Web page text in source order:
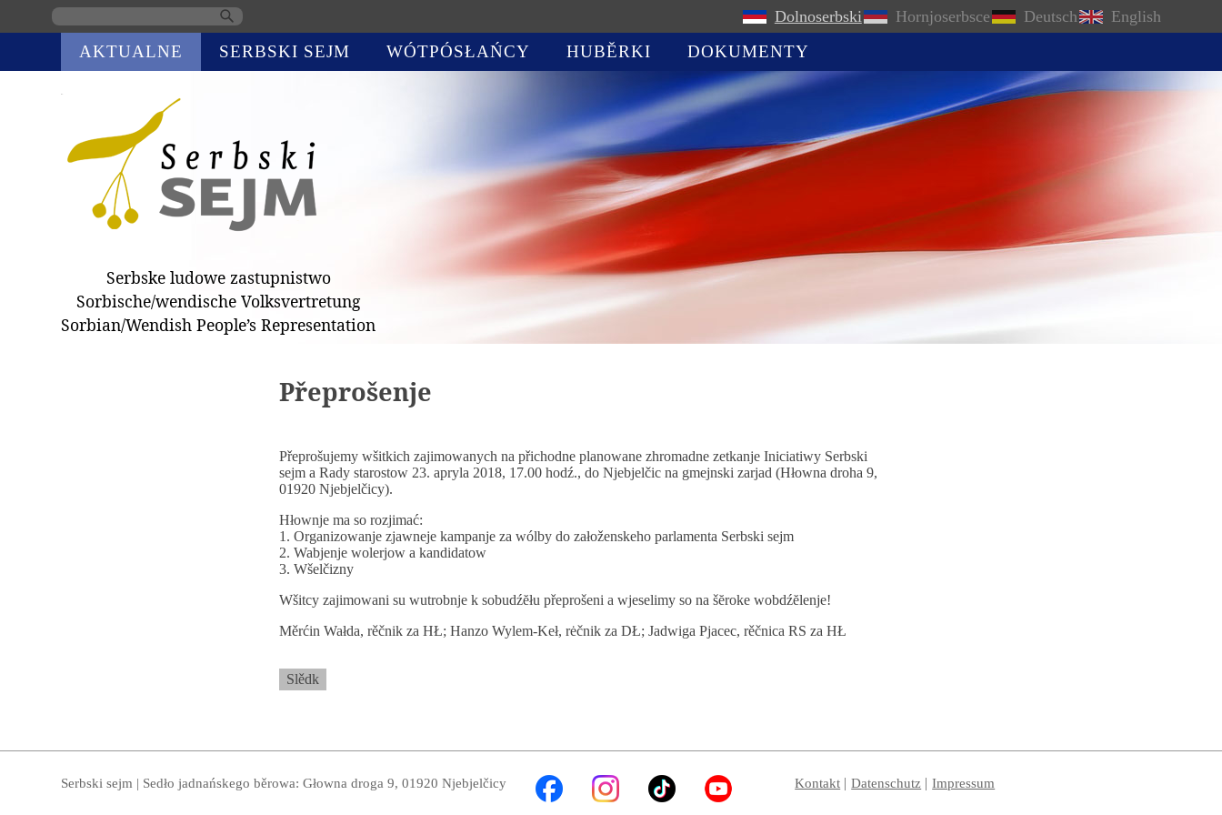
Dolnoserbski Hornjoserbsce Deutsch English
navigation
AKTUALNE SERBSKI SEJM WÓTPÓSŁAŃCY HUBĚRKI DOKUMENTY
Serbske ludowe zastupnistwo
Sorbische/wendische Volksvertretung
Sorbian/Wendish People’s Representation
Přeprošenje
Přeprošujemy wšitkich zajimowanych na přichodne planowane zhromadne zetkanje Iniciatiwy Serbski
sejm a Rady starostow 23. apryla 2018, 17.00 hodź., do Njebjelčic na gmejnski zarjad (Hłowna droha 9,
01920 Njebjelčicy).
Hłownje ma so rozjimać:
1. Organizowanje zjawneje kampanje za wólby do załoženskeho parlamenta Serbski sejm
2. Wabjenje wolerjow a kandidatow
3. Wšelčizny
Wšitcy zajimowani su wutrobnje k sobudźĕłu přeprošeni a wjeselimy so na šĕroke wobdźĕlenje!
Měrćin Wałda, rěčnik za HŁ; Hanzo Wylem-Keł, rėčnik za DŁ; Jadwiga Pjacec, rěčnica RS za HŁ
Slědk
Serbski sejm | Sedło jadnańskego běrowa: Głowna droga 9, 01920 Njebjelčicy Kontakt Datenschutz Impressum